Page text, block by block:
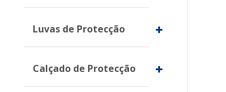
Luvas de Protecção
Calçado de Protecção